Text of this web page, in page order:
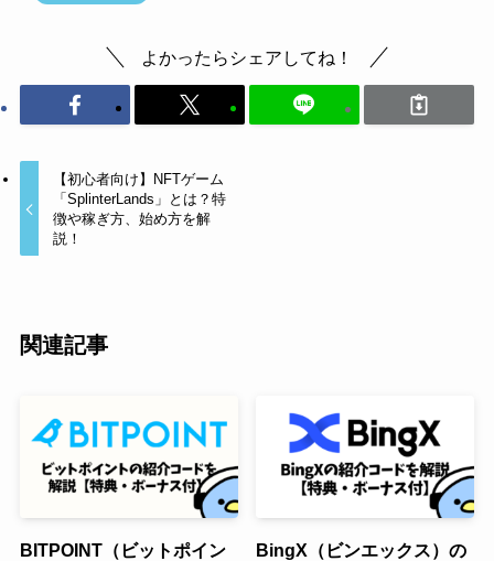
よかったらシェアしてね！
【初心者向け】NFTゲーム
「SplinterLands」とは？特
徴や稼ぎ方、始め方を解
説！
関連記事
BITPOINT（ビットポイン
BingX（ビンエックス）の